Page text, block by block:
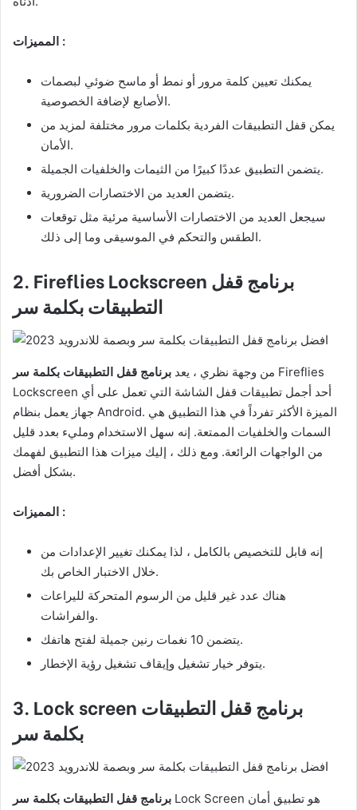
المميزات :
يمكنك تعيين كلمة مرور أو نمط أو ماسح ضوئي لبصمات
الأصابع لإضافة الخصوصية.
يمكن قفل التطبيقات الفردية بكلمات مرور مختلفة لمزيد من
الأمان.
يتضمن التطبيق عددًا كبيرًا من الثيمات والخلفيات الجميلة.
يتضمن العديد من الاختصارات الضرورية.
سيجعل العديد من الاختصارات الأساسية مرئية مثل توقعات
الطقس والتحكم في الموسيقى وما إلى ذلك.
2. Fireflies Lockscreen برنامج قفل
التطبيقات بكلمة سر
من وجهة نظري ، يعد برنامج قفل التطبيقات بكلمة سر
Fireflies
Lockscreen أحد أجمل تطبيقات قفل الشاشة التي تعمل على أي
جهاز يعمل بنظام Android. الميزة الأكثر تفرداً في هذا التطبيق هي
السمات والخلفيات الممتعة. إنه سهل الاستخدام ومليء بعدد قليل
من الواجهات الرائعة. ومع ذلك ، إليك ميزات هذا التطبيق لفهمك
بشكل أفضل.
المميزات :
إنه قابل للتخصيص بالكامل ، لذا يمكنك تغيير الإعدادات من
خلال الاختبار الخاص بك.
هناك عدد غير قليل من الرسوم المتحركة لليراعات
والفراشات.
يتضمن 10 نغمات رنين جميلة لفتح هاتفك.
يتوفر خيار تشغيل وإيقاف تشغيل رؤية الإخطار.
3. Lock screen برنامج قفل التطبيقات
بكلمة سر
برنامج قفل التطبيقات بكلمة سر Lock Screen هو تطبيق أمان